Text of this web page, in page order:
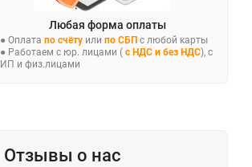
Любая форма оплаты
● Оплата по счёту или по СБП с любой карты
● Работаем с юр. лицами ( с НДС и без НДС), с
ИП и физ.лицами
Отзывы о нас